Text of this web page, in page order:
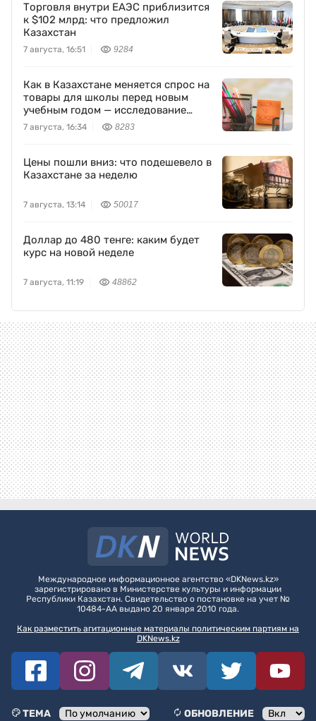
Торговля внутри ЕАЭС приблизится
к $102 млрд: что предложил
Казахстан
7 августа, 16:51 9284
Как в Казахстане меняется спрос на
товары для школы перед новым
учебным годом — исследование
Yandex Ads
7 августа, 16:34 8283
Цены пошли вниз: что подешевело в
Казахстане за неделю
7 августа, 13:14 50017
Доллар до 480 тенге: каким будет
курс на новой неделе
7 августа, 11:19 48862
Международное информационное агентство «DKNews.kz»
зарегистрировано в Министерстве культуры и информации
Республики Казахстан. Свидетельство о постановке на учет №
10484-АА выдано 20 января 2010 года.
Как разместить агитационные материалы политическим партиям на
DKNews.kz
ТЕМА ОБНОВЛЕНИЕ